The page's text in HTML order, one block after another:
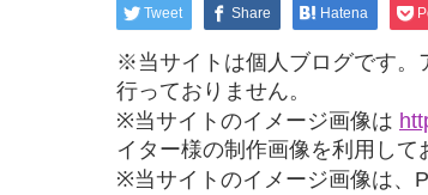
Tweet Share Hatena
※当サイトは個人ブログです。
行っておりません。
※当サイトのイメージ画像は
イター様の制作画像を利用して
※当サイトのイメージ画像は、